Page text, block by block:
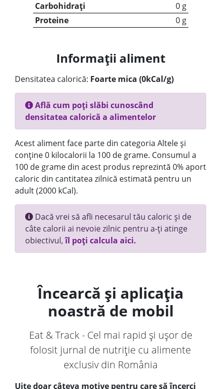
Carbohidrați
0 g
Proteine
0 g
Informații aliment
Densitatea calorică: Foarte mica (0kCal/g)
Află cum poți slăbi cunoscând
densitatea calorică a alimentelor
Acest aliment face parte din categoria Altele și
conține 0 kilocalorii la 100 de grame. Consumul a
100 de grame din acest produs reprezintă 0% aport
caloric din cantitatea zilnică estimată pentru un
adult (2000 kCal).
Dacă vrei să afli necesarul tău caloric și de
câte calorii ai nevoie zilnic pentru a-ți atinge
obiectivul,îl poți calcula aici.
Încearcă și aplicația
noastră de mobil
Eat & Track - Cel mai rapid și ușor de
folosit jurnal de nutriție cu alimente
exclusiv din România
Uite doar câteva motive pentru care să încerci